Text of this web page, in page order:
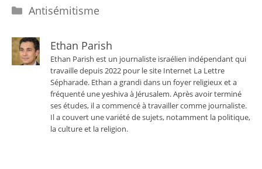
Catégories
Antisémitisme
Ethan Parish
Ethan Parish est un journaliste israélien indépendant qui
travaille depuis 2022 pour le site Internet La Lettre
Sépharade. Ethan a grandi dans un foyer religieux et a
fréquenté une yeshiva à Jérusalem. Après avoir terminé
ses études, il a commencé à travailler comme journaliste.
Il a couvert une variété de sujets, notamment la politique,
la culture et la religion.